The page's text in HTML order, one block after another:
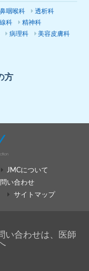
咽喉科
透析科
科
精神科
病理科
美容皮膚科
方
JMCについて
い合わせ
サイトマップ
い合わせは、医師